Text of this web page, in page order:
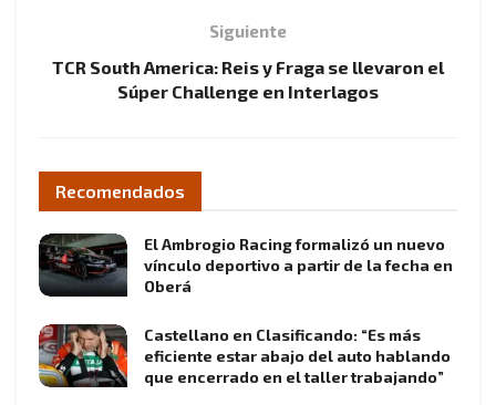
Siguiente
TCR South America: Reis y Fraga se llevaron el
Súper Challenge en Interlagos
Recomendados
El Ambrogio Racing formalizó un nuevo
vínculo deportivo a partir de la fecha en
Oberá
Castellano en Clasificando: “Es más
eficiente estar abajo del auto hablando
que encerrado en el taller trabajando”